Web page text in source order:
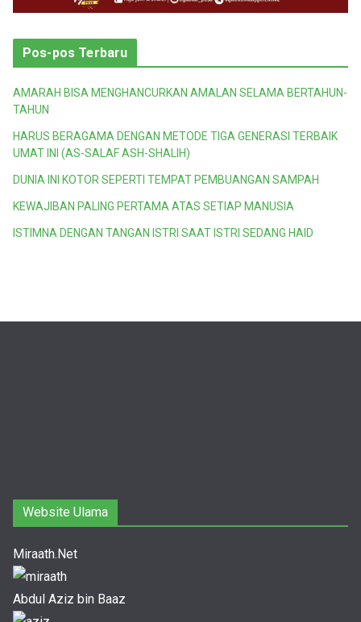
Pos-pos Terbaru
AMARAH BISA MENGHANCURKAN AMALAN SELAMA BERTAHUN-
TAHUN
HARUS BERAGAMA DENGAN METODE TIGA GENERASI TERBAIK
UMAT INI (AS-SALAF ASH-SHALIH)
DUNIA INI KOTOR SEPERTI TEMPAT PEMBUANGAN SAMPAH
KEWAJIBAN PALING PERTAMA ATAS SETIAP MANUSIA
ISTIMNA DENGAN TANGAN ISTRI SAAT ISTRI SEDANG HAID
Website Ulama
Miraath.Net
Abdul Aziz bin Baaz